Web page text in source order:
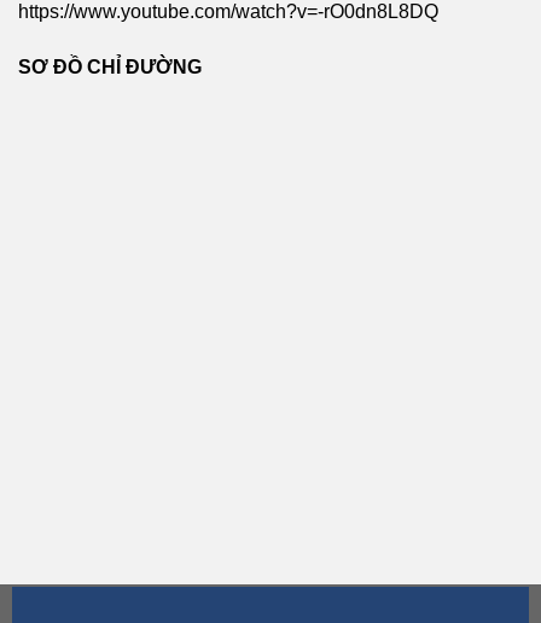
https://www.youtube.com/watch?v=-rO0dn8L8DQ
SƠ ĐỒ CHỈ ĐƯỜNG